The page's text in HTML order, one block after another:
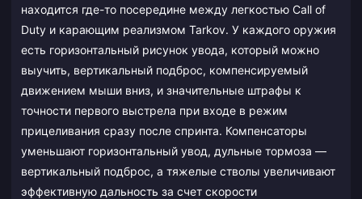
находится где-то посередине между легкостью Call of
Duty и карающим реализмом Tarkov. У каждого оружия
есть горизонтальный рисунок увода, который можно
выучить, вертикальный подброс, компенсируемый
движением мыши вниз, и значительные штрафы к
точности первого выстрела при входе в режим
прицеливания сразу после спринта. Компенсаторы
уменьшают горизонтальный увод, дульные тормоза —
вертикальный подброс, а тяжелые стволы увеличивают
эффективную дальность за счет скорости